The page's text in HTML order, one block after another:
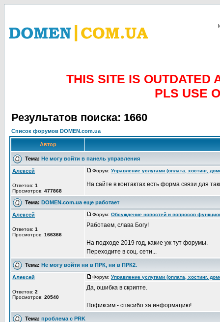
THIS SITE IS OUTDATED
PLS USE
Результатов поиска: 1660
Список форумов DOMEN.com.ua
Автор
Тема: Не могу войти в панель управления
Алексей
Ответов: 1
Просмотров: 477868
Форум: Управление услугами (оплата, хостинг,
На сайте в контактах есть форма связи для
Тема: DOMEN.com.ua еще работает
Алексей
Ответов: 1
Просмотров: 166366
Форум: Обсуждение новостей и вопросов
Работаем, слава Богу!
На подходе 2019 год, какие уж тут форумы.
Переходите в соц. сети...
Тема: Не могу войти ни в ПРК, ни в ПРК2.
Алексей
Ответов: 2
Просмотров: 20540
Форум: Управление услугами (оплата, хостинг,
Да, ошибка в скрипте.
Пофиксим - спасибо за информацию!
Тема: проблема с PRK